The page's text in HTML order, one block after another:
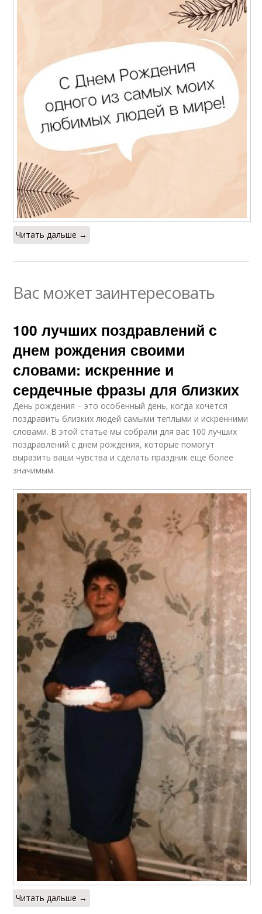
Читать дальше →
Вас может заинтересовать
100 лучших поздравлений с
днем рождения своими
словами: искренние и
сердечные фразы для близких
День рождения – это особенный день, когда хочется
поздравить близких людей самыми теплыми и искренними
словами. В этой статье мы собрали для вас 100 лучших
поздравлений с днем рождения, которые помогут
выразить ваши чувства и сделать праздник еще более
значимым.
Читать дальше →